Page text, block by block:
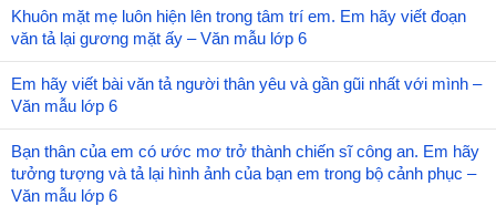
Khuôn mặt mẹ luôn hiện lên trong tâm trí em. Em hãy viết đoạn
văn tả lại gương mặt ấy – Văn mẫu lớp 6
Em hãy viết bài văn tả người thân yêu và gần gũi nhất với mình –
Văn mẫu lớp 6
Bạn thân của em có ước mơ trở thành chiến sĩ công an. Em hãy
tưởng tượng và tả lại hình ảnh của bạn em trong bộ cảnh phục –
Văn mẫu lớp 6